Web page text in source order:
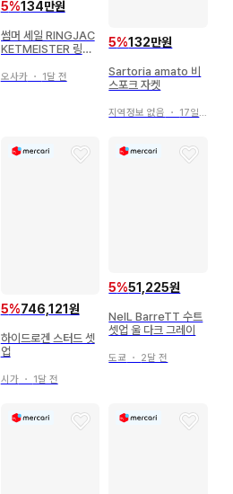
5%134만원
썸머 세일 RINGJAC
KETMEISTER 링자
오사카・ 1달 전
5%132만원
Sartoria amato 비
스포크 자켓
지역정보 없음 ・ 17일 전
5%746,121원
하이드로겐 스터드 셋
업
시가・ 1달 전
5%51,225원
NeIL BarreTT 수트
셋업 울 다크 그레이
도쿄 ・ 2달 전